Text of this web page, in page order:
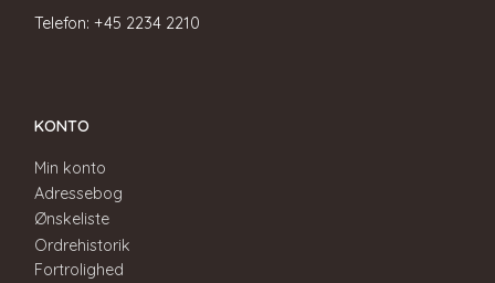
Telefon: +45 2234 2210
KONTO
Min konto
Adressebog
Ønskeliste
Ordrehistorik
Fortrolighed